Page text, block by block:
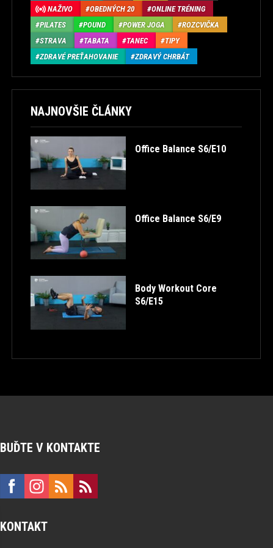
NAŽIVO
OBEDNÝCH 20
ONLINE TRÉNING
PILATES
POUND POWER JOGA
ROZCVIČKA
STRAVA
TABATA TANEC
TIPY
ZDRAVÉ PREŤAHOVANIE
ZDRAVÝ CHRBÁT
NAJNOVŠIE ČLÁNKY
Office Balance S6/E10
Office Balance S6/E9
Body Workout Core
S6/E15
BUĎTE V KONTAKTE
KONTAKT